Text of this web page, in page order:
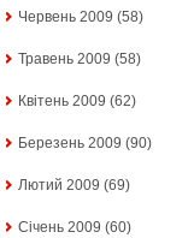
Червень 2009 (58)
Травень 2009 (58)
Квітень 2009 (62)
Березень 2009 (90)
Лютий 2009 (69)
Січень 2009 (60)